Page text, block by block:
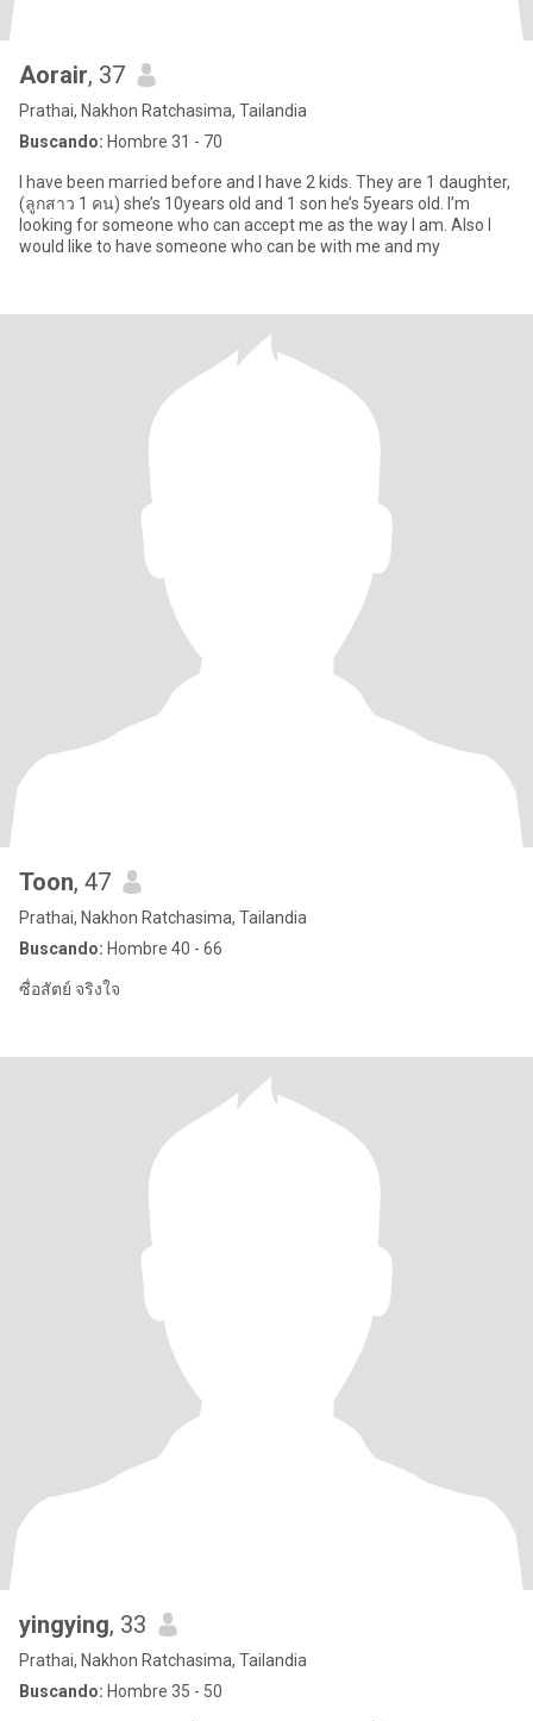
Aorair, 37
Prathai, Nakhon Ratchasima, Tailandia
Buscando: Hombre 31 - 70
I have been married before and I have 2 kids. They are 1 daughter,
(ลูกสาว 1 คน) she’s 10years old and 1 son he’s 5years old. I’m
looking for someone who can accept me as the way I am. Also I
would like to have someone who can be with me and my
Toon, 47
Prathai, Nakhon Ratchasima, Tailandia
Buscando: Hombre 40 - 66
ซื่อสัตย์ จริงใจ
yingying, 33
Prathai, Nakhon Ratchasima, Tailandia
Buscando: Hombre 35 - 50